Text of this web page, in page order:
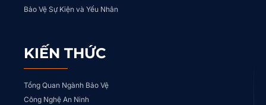
Bảo Vệ Sự Kiện và Yếu Nhân
KIẾN THỨC
Tổng Quan Ngành Bảo Vệ
Công Nghệ An Ninh